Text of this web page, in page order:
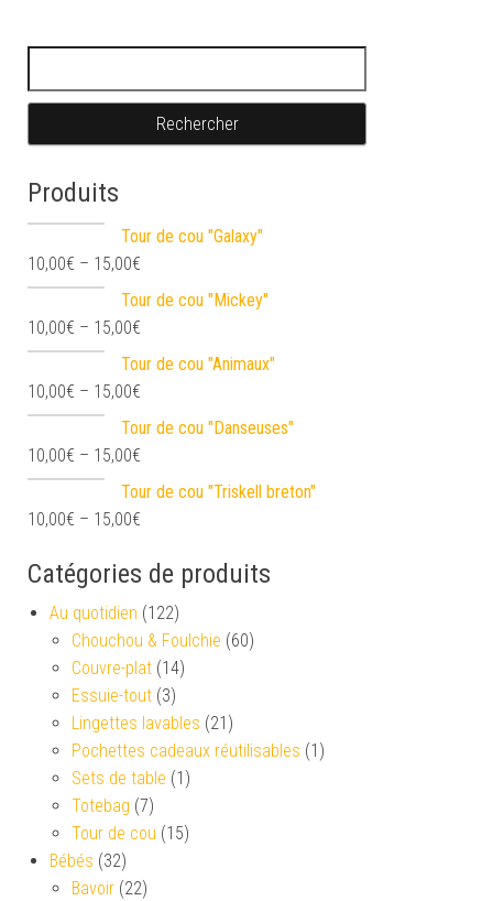
Produits
Tour de cou "Galaxy"
10,00€ – 15,00€
Tour de cou "Mickey"
10,00€ – 15,00€
Tour de cou "Animaux"
10,00€ – 15,00€
Tour de cou "Danseuses"
10,00€ – 15,00€
Tour de cou "Triskell breton"
10,00€ – 15,00€
Catégories de produits
Au quotidien (122)
Chouchou & Foulchie (60)
Couvre-plat (14)
Essuie-tout (3)
Lingettes lavables (21)
Pochettes cadeaux réutilisables (1)
Sets de table (1)
Totebag (7)
Tour de cou (15)
Bébés (32)
Bavoir (22)